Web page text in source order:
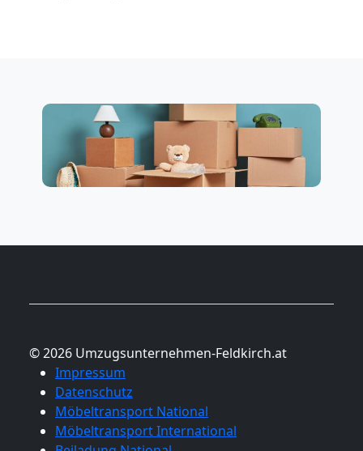
© 2026 Umzugsunternehmen-Feldkirch.at
Impressum
Datenschutz
Möbeltransport National
Möbeltransport International